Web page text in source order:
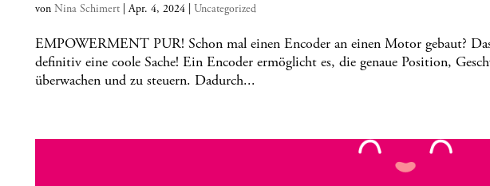
von Nina Schimert |Apr. 4, 2024 Uncategorized
EMPOWERMENT PUR! Schon mal einen Encoder an einen Motor gebaut?
definitiv eine coole Sache! Ein Encoder ermöglicht es, die genaue Position,
überwachen und zu steuern. Dadurch...